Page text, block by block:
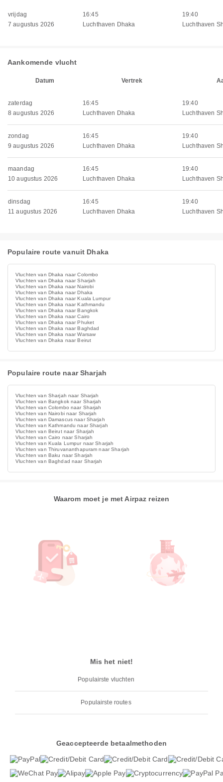
vrijdag
7 augustus 2026
16:45
Luchthaven Dhaka
19:40
Luchthaven
Aankomende vlucht
Datum Vertrek
zaterdag
8 augustus 2026
16:45
Luchthaven Dhaka
19:40
Luchthaven
zondag
9 augustus 2026
16:45
Luchthaven Dhaka
19:40
Luchthaven
maandag
10 augustus 2026
16:45
Luchthaven Dhaka
19:40
Luchthaven
dinsdag
11 augustus 2026
16:45
Luchthaven Dhaka
19:40
Luchthaven
Populaire route vanuit Dhaka
Vluchten van Dhaka naar Colombo
Vluchten van Dhaka naar Sharjah
Vluchten van Dhaka naar Nairobi
Vluchten van Dhaka naar Dhaka
Vluchten van Dhaka naar Kuala Lumpur
Vluchten van Dhaka naar Kathmandu
Vluchten van Dhaka naar Bangkok
Vluchten van Dhaka naar Cairo
Vluchten van Dhaka naar Phuket
Vluchten van Dhaka naar Baghdad
Vluchten van Dhaka naar Warsaw
Vluchten van Dhaka naar Beirut
Populaire route naar Sharjah
Vluchten van Sharjah naar Sharjah
Vluchten van Bangkok naar Sharjah
Vluchten van Colombo naar Sharjah
Vluchten van Nairobi naar Sharjah
Vluchten van Damascus naar Sharjah
Vluchten van Kathmandu naar Sharjah
Vluchten van Beirut naar Sharjah
Vluchten van Cairo naar Sharjah
Vluchten van Kuala Lumpur naar Sharjah
Vluchten van Thiruvananthapuram naar Sharjah
Vluchten van Baku naar Sharjah
Vluchten van Baghdad naar Sharjah
Waarom moet je met Airpaz reizen
Mis het niet!
Populairste vluchten
Populairste routes
Geaccepteerde betaalmethoden